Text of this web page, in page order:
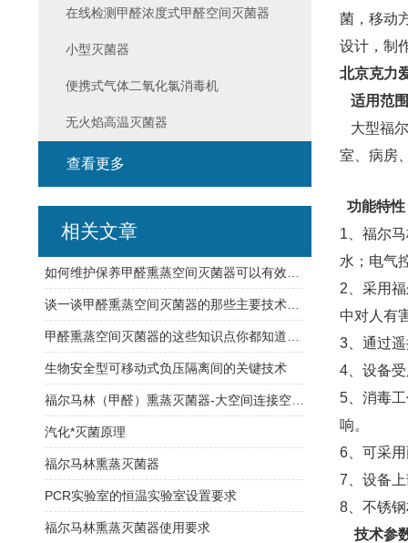
菌，移动
设计，制
北京克力
适用范
大型福
室、病房
功能特性
1、福尔
水；电气
2、采用
中对人有
3、通过
4、设备
5、消毒
响。
6、可采
7、设备
8、不锈
技术参
在线检测甲醛浓度式甲醛空间灭菌器
小型灭菌器
便携式气体二氧化氯消毒机
无火焰高温灭菌器
查看更多
相关文章
生物安全型可移动式负压隔离间的关键技术
汽化*灭菌原理
福尔马林熏蒸灭菌器
PCR实验室的恒温实验室设置要求
福尔马林熏蒸灭菌器使用要求